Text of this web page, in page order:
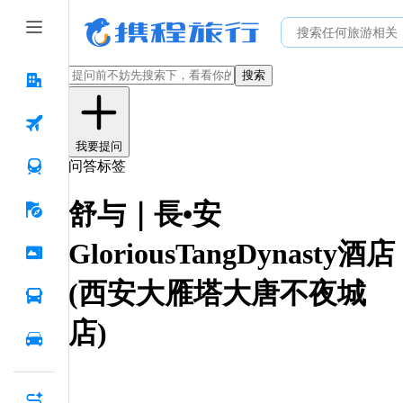
搜索
我要提问
问答标签
舒与｜長•安
GloriousTangDynasty酒店
(西安大雁塔大唐不夜城
店)